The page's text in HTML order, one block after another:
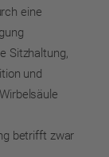
eine
Sitzhaltung,
und
betrifft zwar